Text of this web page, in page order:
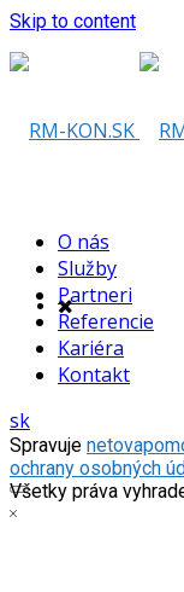
Skip to content
O nás
Služby
Partneri
Referencie
Kariéra
Kontakt
sk
Spravuje
ochrany osobných
Všetky práva